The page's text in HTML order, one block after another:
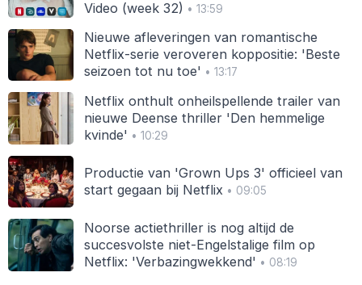
Video (week 32) • 13:59
Nieuwe afleveringen van romantische
Netflix-serie veroveren koppositie: 'Beste
seizoen tot nu toe' • 13:17
Netflix onthult onheilspellende trailer van
nieuwe Deense thriller 'Den hemmelige
kvinde' • 10:29
Productie van 'Grown Ups 3' officieel van
start gegaan bij Netflix • 09:05
Noorse actiethriller is nog altijd de
succesvolste niet-Engelstalige film op
Netflix: 'Verbazingwekkend' • 08:19